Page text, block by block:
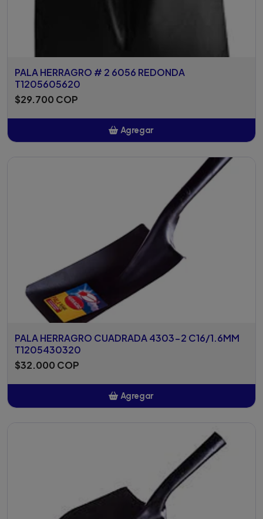
PALA HERRAGRO # 2 6056 REDONDA
T1205605620
$29.700 COP
Agregar
PALA HERRAGRO CUADRADA 4303-2 C16/1.6MM
T1205430320
$32.000 COP
Agregar